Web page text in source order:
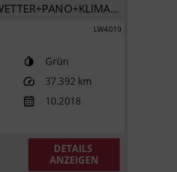
Lounge+NAVI+ALLWETTER+PANO+KLIMA+PDC+LICHTREGENSENSOR+
LW4019
Grün
37.392 km
10.2018
DETAILS
ANZEIGEN